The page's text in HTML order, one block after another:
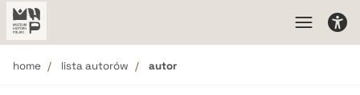
home lista autorów autor